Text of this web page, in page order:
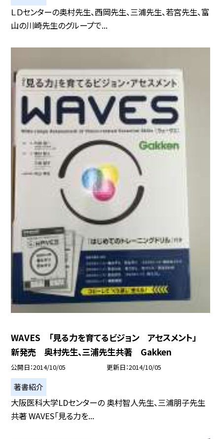
ＬＤセンターの奥村先生、西岡先生、三浦先生、若宮先生、富
山の川崎先生のグループで...
WAVES 「見る力を育てるビジョン アセスメント」
新発売 奥村先生、三浦先生共著 Gakken
公開日 2014/10/05 更新日 2014/10/05
著書紹介
大阪医科大学LDセンターの 奥村智人先生、三浦朋子先生
共著 WAVES「見る力を...